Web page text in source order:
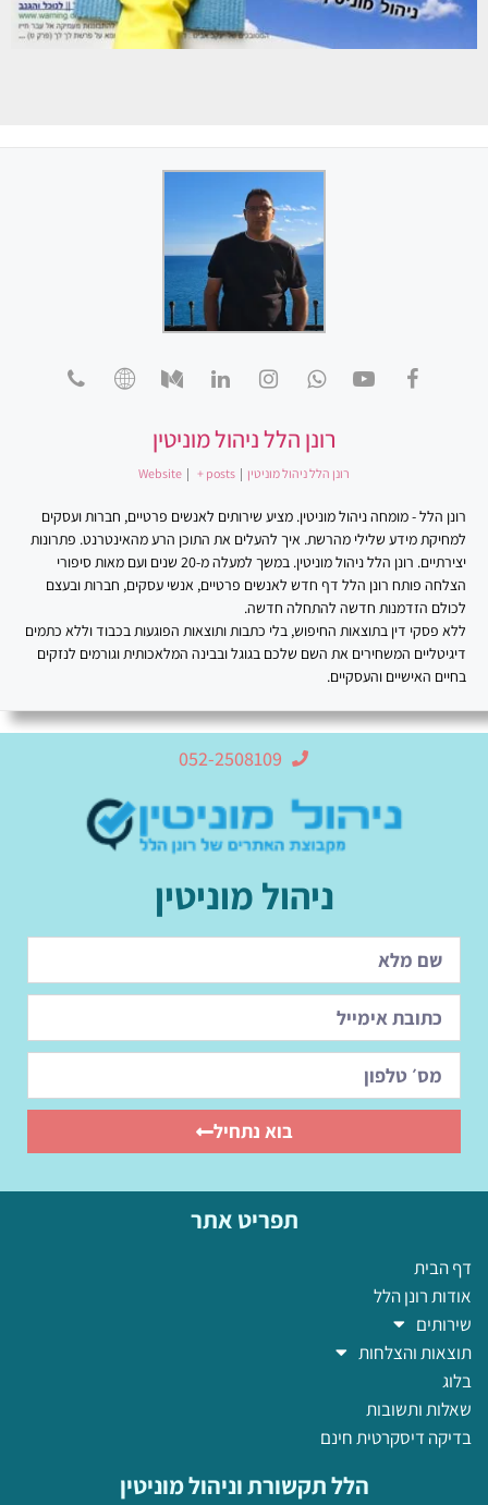
רונן הלל ניהול מוניטין
רונן הלל ניהול מוניטין |
Website | + posts
רונן הלל - מומחה ניהול מוניטין. מציע שירותים לאנשים פרטיים, חברות ועסקים
למחיקת מידע שלילי מהרשת. איך להעלים את התוכן הרע מהאינטרנט. פתרונות
יצירתיים. רונן הלל ניהול מוניטין. במשך למעלה מ-20 שנים ועם מאות סיפורי
הצלחה פותח רונן הלל דף חדש לאנשים פרטיים, אנשי עסקים, חברות ובעצם
לכולם הזדמנות חדשה להתחלה חדשה.
ללא פסקי דין בתוצאות החיפוש, בלי כתבות ותוצאות הפוגעות בכבוד וללא כתמים
דיגיטליים המשחירים את השם שלכם בגוגל ובבינה המלאכותית וגורמים לנזקים
בחיים האישיים והעסקיים.
052-2508109
ניהול מוניטין
בוא נתחיל
תפריט אתר
דף הבית
אודות רונן הלל
שירותים
תוצאות והצלחות
בלוג
שאלות ותשובות
בדיקה דיסקרטית חינם
הלל תקשורת וניהול מוניטין